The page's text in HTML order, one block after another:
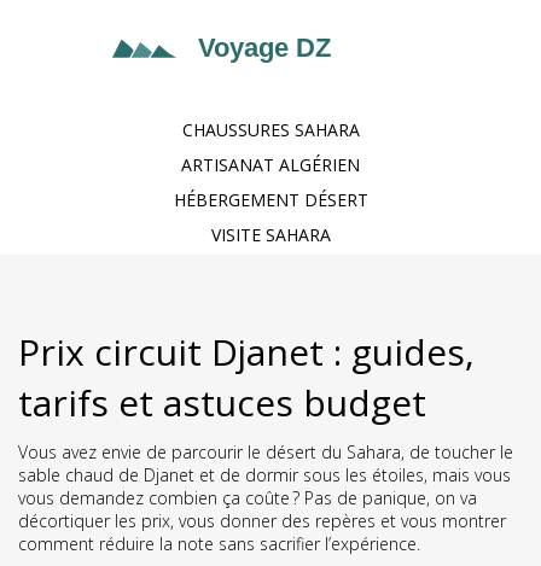
CHAUSSURES SAHARA
ARTISANAT ALGÉRIEN
HÉBERGEMENT DÉSERT
VISITE SAHARA
Prix circuit Djanet : guides,
tarifs et astuces budget
Vous avez envie de parcourir le désert du Sahara, de toucher le
sable chaud de Djanet et de dormir sous les étoiles, mais vous
vous demandez combien ça coûte ? Pas de panique, on va
décortiquer les prix, vous donner des repères et vous montrer
comment réduire la note sans sacrifier l’expérience.